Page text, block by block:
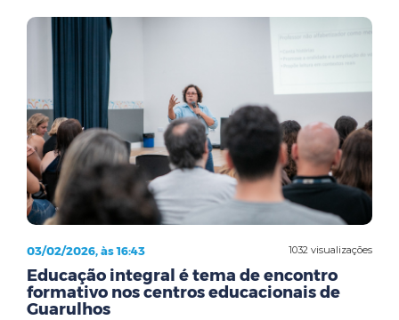
1032 visualizações
03/02/2026, às 16:43
Educação integral é tema de encontro
formativo nos centros educacionais de
Guarulhos